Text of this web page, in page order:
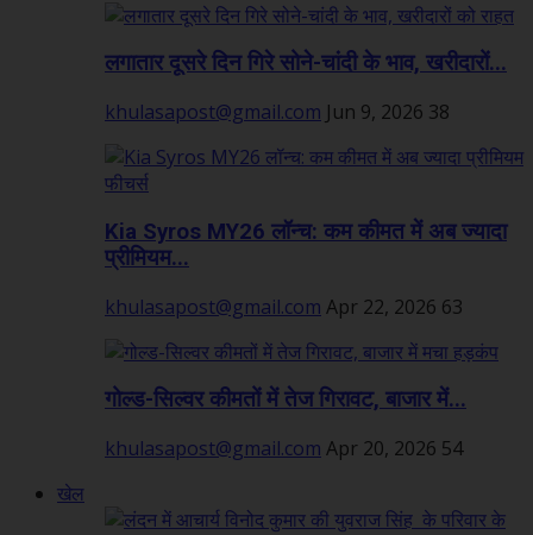
लगातार दूसरे दिन गिरे सोने-चांदी के भाव, खरीदारों...
khulasapost@gmail.com Jun 9, 2026 38
Kia Syros MY26 लॉन्च: कम कीमत में अब ज्यादा
प्रीमियम...
khulasapost@gmail.com Apr 22, 2026 63
गोल्ड-सिल्वर कीमतों में तेज गिरावट, बाजार में...
khulasapost@gmail.com Apr 20, 2026 54
खेल